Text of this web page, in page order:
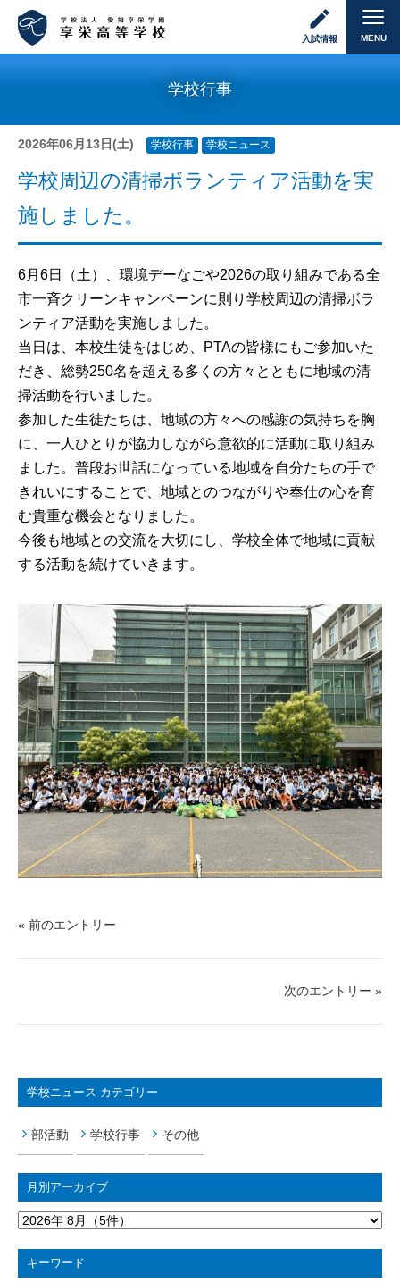
入試情報 MENU
学校行事
2026年06月13日(土) 学校行事 学校ニュース
学校周辺の清掃ボランティア活動を実
施しました。
6月6日（土）、環境デーなごや2026の取り組みである全
市一斉クリーンキャンペーンに則り学校周辺の清掃ボラ
ンティア活動を実施しました。
当日は、本校生徒をはじめ、PTAの皆様にもご参加いた
だき、総勢250名を超える多くの方々とともに地域の清
掃活動を行いました。
参加した生徒たちは、地域の方々への感謝の気持ちを胸
に、一人ひとりが協力しながら意欲的に活動に取り組み
ました。普段お世話になっている地域を自分たちの手で
きれいにすることで、地域とのつながりや奉仕の心を育
む貴重な機会となりました。
今後も地域との交流を大切にし、学校全体で地域に貢献
する活動を続けていきます。
« 前のエントリー
次のエントリー »
学校ニュース カテゴリー
部活動 学校行事 その他
月別アーカイブ
キーワード